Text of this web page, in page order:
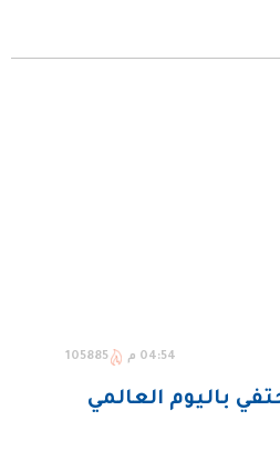
04:54 م 105885
باليوم العالمي